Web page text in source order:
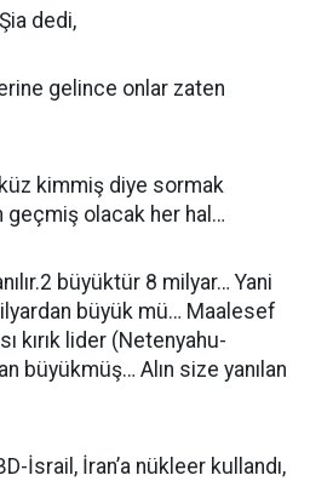
dedi,
gelince onlar zaten
kimmiş diye sormak
olacak her hal…
büyüktür 8 milyar… Yani
büyük mü… Maalesef
kırık lider (Netenyahu-
büyükmüş… Alın size yanılan
İsrail, İran’a nükleer kullandı,